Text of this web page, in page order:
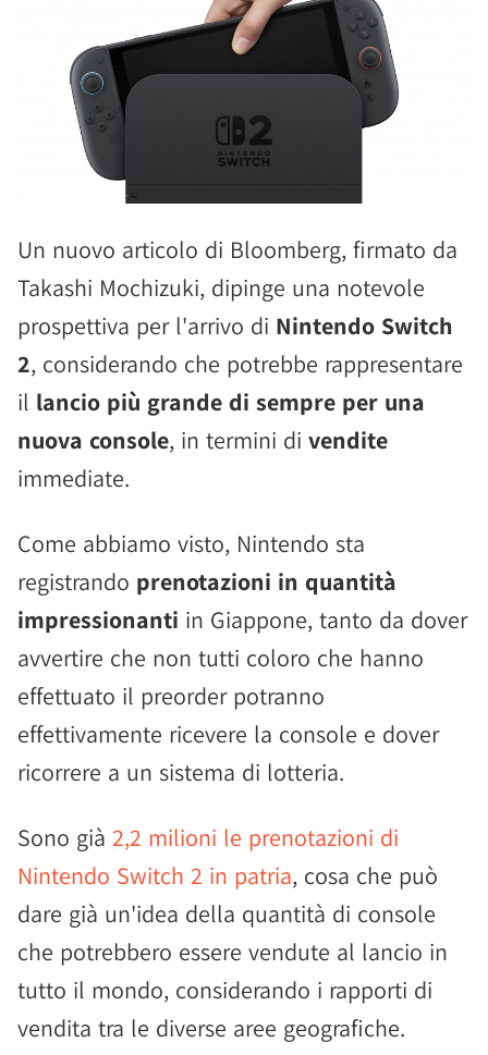
Un nuovo articolo di Bloomberg, firmato da
Takashi Mochizuki, dipinge una notevole
prospettiva per l'arrivo di Nintendo Switch
2, considerando che potrebbe rappresentare
il lancio più grande di sempre per una
nuova console, in termini di vendite
immediate.
Come abbiamo visto, Nintendo sta
registrando prenotazioni in quantità
impressionanti in Giappone, tanto da dover
avvertire che non tutti coloro che hanno
effettuato il preorder potranno
effettivamente ricevere la console e dover
ricorrere a un sistema di lotteria.
Sono già 2,2 milioni le prenotazioni di
Nintendo Switch 2 in patria, cosa che può
dare già un'idea della quantità di console
che potrebbero essere vendute al lancio in
tutto il mondo, considerando i rapporti di
vendita tra le diverse aree geografiche.